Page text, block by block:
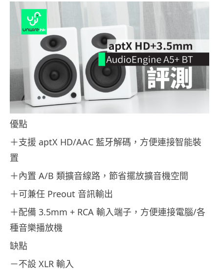
優點
＋支援 aptX HD/AAC 藍牙解碼，方便連接智能裝
置
＋內置 A/B 類擴音線路，節省擺放擴音機空間
＋可兼任 Preout 音訊輸出
＋配備 3.5mm + RCA 輸入端子，方便連接電腦/各
種音樂播放機
缺點
－不設 XLR 輸入